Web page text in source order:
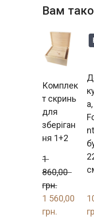
Вам
Комплек
т скринь
для
зберіган
ня 1+2
1
860,00
грн.
1 560,00
грн.